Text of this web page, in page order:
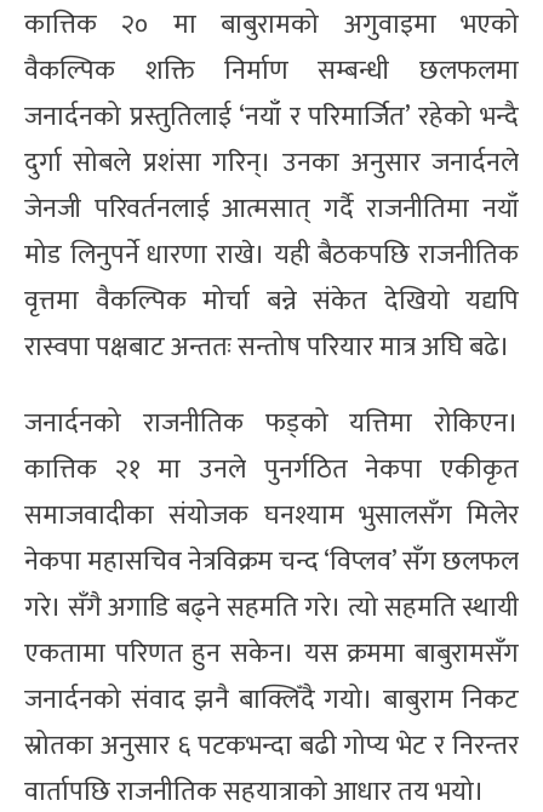
कात्तिक २० मा बाबुरामको अगुवाइमा भएको
वैकल्पिक शक्ति निर्माण सम्बन्धी छलफलमा
जनार्दनको प्रस्तुतिलाई ‘नयाँ र परिमार्जित’ रहेको भन्दै
दुर्गा सोबले प्रशंसा गरिन्। उनका अनुसार जनार्दनले
जेनजी परिवर्तनलाई आत्मसात् गर्दै राजनीतिमा नयाँ
मोड लिनुपर्ने धारणा राखे। यही बैठकपछि राजनीतिक
वृत्तमा वैकल्पिक मोर्चा बन्ने संकेत देखियो यद्यपि
रास्वपा पक्षबाट अन्ततः सन्तोष परियार मात्र अघि बढे।
जनार्दनको राजनीतिक फड्को यत्तिमा रोकिएन।
कात्तिक २१ मा उनले पुनर्गठित नेकपा एकीकृत
समाजवादीका संयोजक घनश्याम भुसालसँग मिलेर
नेकपा महासचिव नेत्रविक्रम चन्द ‘विप्लव’ सँग छलफल
गरे। सँगै अगाडि बढ्ने सहमति गरे। त्यो सहमति स्थायी
एकतामा परिणत हुन सकेन। यस क्रममा बाबुरामसँग
जनार्दनको संवाद झनै बाक्लिँदै गयो। बाबुराम निकट
स्रोतका अनुसार ६ पटकभन्दा बढी गोप्य भेट र निरन्तर
वार्तापछि राजनीतिक सहयात्राको आधार तय भयो।